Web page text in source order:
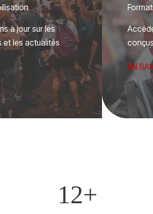
à jour sur les
et les actualités
EN
12+